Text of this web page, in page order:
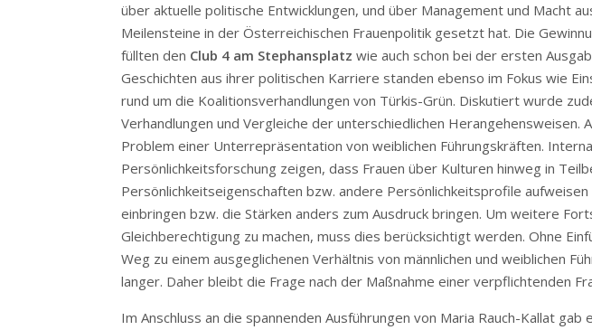
über aktuelle politische Entwicklungen, und über Management und Macht
Meilensteine in der Österreichischen Frauenpolitik gesetzt hat. Die
füllten den Club 4 am Stephansplatz wie auch schon bei der ersten
Geschichten aus ihrer politischen Karriere standen ebenso im Fokus wie
rund um die Koalitionsverhandlungen von Türkis-Grün. Diskutiert wurde
Verhandlungen und Vergleiche der unterschiedlichen Herangehensweisen.
Problem einer Unterrepräsentation von weiblichen Führungskräften.
Persönlichkeitsforschung zeigen, dass Frauen über Kulturen hinweg in
Persönlichkeitseigenschaften bzw. andere Persönlichkeitsprofile aufweisen
einbringen bzw. die Stärken anders zum Ausdruck bringen. Um weitere
Gleichberechtigung zu machen, muss dies berücksichtigt werden. Ohne
Weg zu einem ausgeglichenen Verhältnis von männlichen und weiblichen
langer. Daher bleibt die Frage nach der Maßnahme einer verpflichtenden
Im Anschluss an die spannenden Ausführungen von Maria Rauch-Kallat gab